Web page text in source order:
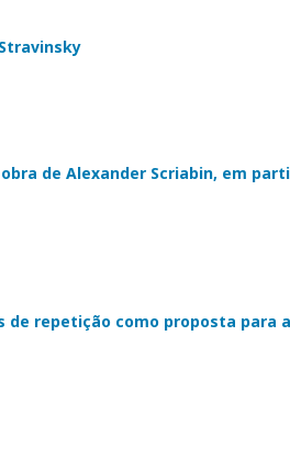
de Alexander Scriabin, em
repetição como proposta para